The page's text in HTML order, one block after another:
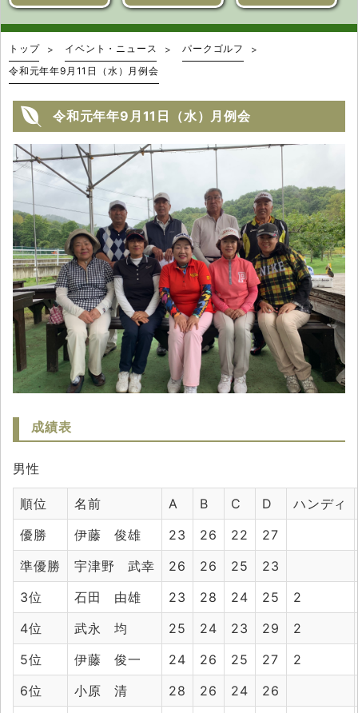
トップ イベント・ニュース
パークゴルフ
令和元年年9月11日（水）月例会
令和元年年9月11日（水）月例会
成績表
男性
順位 名前 A B C D
ハンディ
優勝
伊藤 俊雄 23 26 22
27
準優勝
宇津野 武幸 26 26 25
23
3位
石田 由雄 23 28 24 25
2
4位
武永 均 25 24 23 29
2
5位
伊藤 俊一 24 26 25 27
2
6位
小原 清 28 26 24
26